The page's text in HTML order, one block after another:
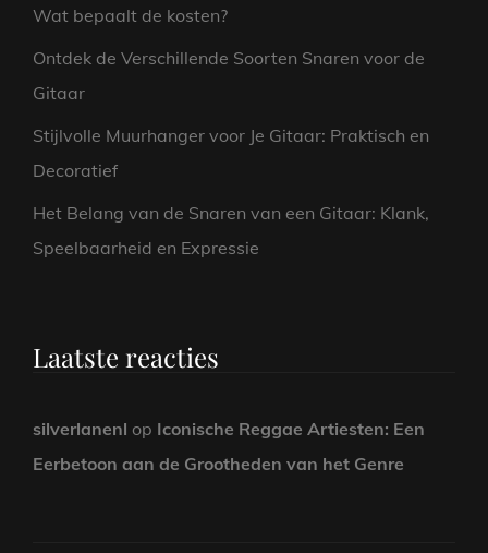
Wat bepaalt de kosten?
Ontdek de Verschillende Soorten Snaren voor de
Gitaar
Stijlvolle Muurhanger voor Je Gitaar: Praktisch en
Decoratief
Het Belang van de Snaren van een Gitaar: Klank,
Speelbaarheid en Expressie
Laatste reacties
silverlanenl op Iconische Reggae Artiesten: Een
Eerbetoon aan de Grootheden van het Genre